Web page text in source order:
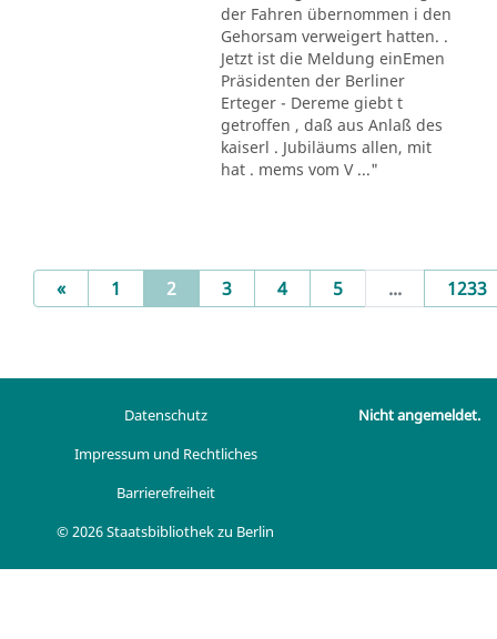
der Fahren übernommen i den
Gehorsam verweigert hatten. .
Jetzt ist die Meldung einEmen
Präsidenten der Berliner
Erteger - Dereme giebt t
getroffen , daß aus Anlaß des
kaiserl . Jubiläums allen, mit
hat . mems vom V ..."
«Previous
1 2(current)
3 4 5 ... 1233
Datenschutz
Impressum und Rechtliches
Barrierefreiheit
© 2026 Staatsbibliothek zu Berlin
Nicht angemeldet.